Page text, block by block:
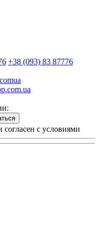
+38 (093) 83 87776
согласен с условиями